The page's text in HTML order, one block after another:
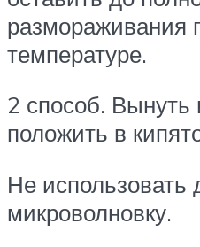
размораживания
температуре.
2 способ. Вынуть
положить в
Не использовать
микроволновку.